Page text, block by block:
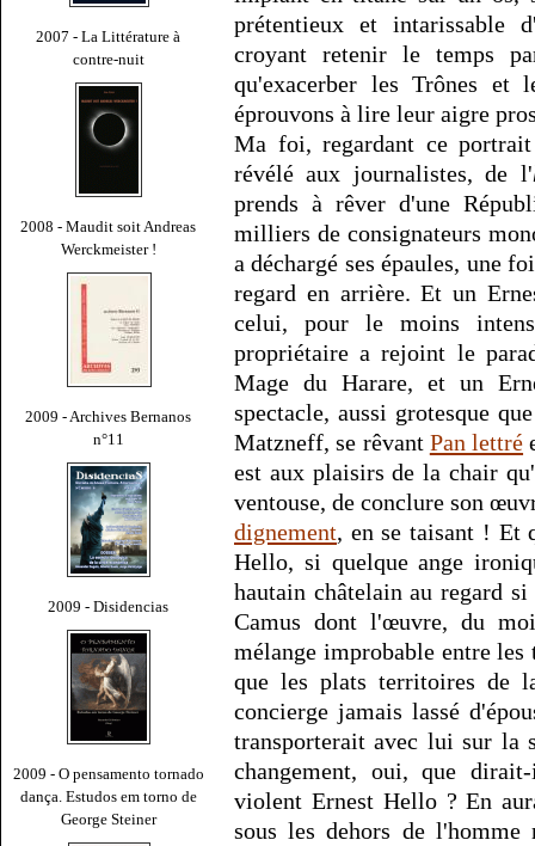
2007 - La Littérature à
contre-nuit
2008 - Maudit soit Andreas
Werckmeister !
2009 - Archives Bernanos
n°11
2009 - Disidencias
2009 - O pensamento tornado
dança. Estudos em torno de
George Steiner
prétentieux et intarissable
croyant retenir le temps
qu'exacerber les Trônes et
éprouvons à lire leur aigre
Ma foi, regardant ce
révélé aux journalistes, de l'
prends à rêver d'une
milliers de consignateurs
a déchargé ses épaules, une
regard en arrière. Et un
celui, pour le moins
propriétaire a rejoint le
Mage du Harare, et un
spectacle, aussi grotesque
Matzneff, se rêvant Pan lettré
est aux plaisirs de la chair
ventouse, de conclure son
dignement, en se taisant ! Et
Hello, si quelque ange
hautain châtelain au regard
Camus dont l'œuvre, du
mélange improbable entre
que les plats territoires de
concierge jamais lassé
transporterait avec lui sur la
changement, oui, que
violent Ernest Hello ? En
sous les dehors de